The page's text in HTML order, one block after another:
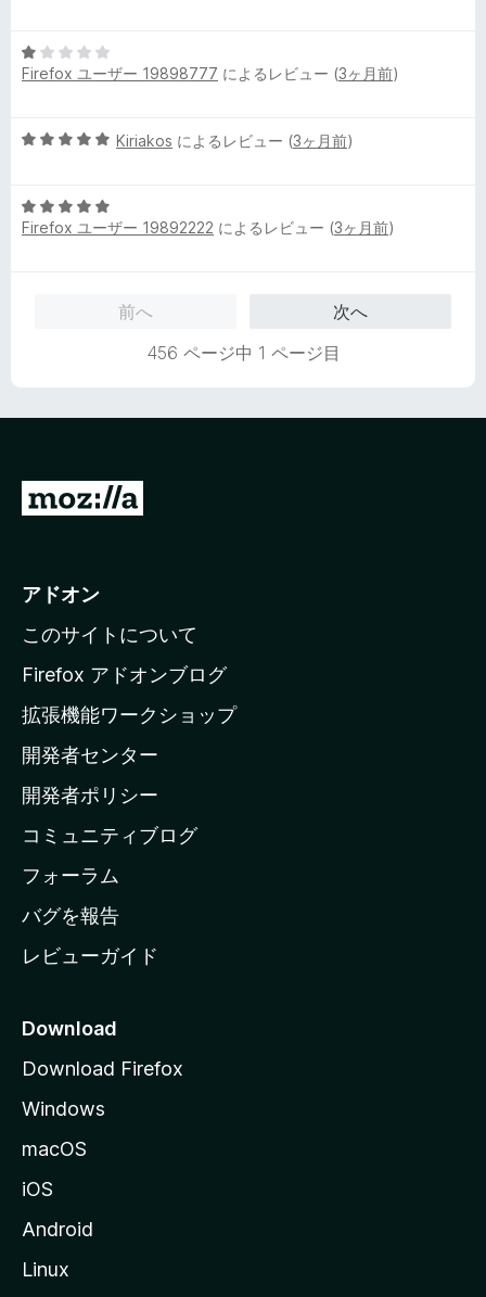
価
1
の
5
段
1
価
Firefox ユーザー 19898777 によるレビュー (3ヶ月前)
5
中
5
Kiriakos によるレビュー (3ヶ月前)
5
段
Firefox ユーザー 19892222 によるレビュー (3ヶ月前)
前へ
次へ
456 ページ中 1 ページ目
M
i
l
a
ホ
ー
ム
ー
ジ
へ
アドオン
このサイトについて
Firefox アドオンブログ
拡張機能ワークショップ
開発者センター
開発者ポリシー
コミュニティブログ
フォーラム
バグを報告
レビューガイド
Download
Download Firefox
Windows
macOS
iOS
Android
Linux